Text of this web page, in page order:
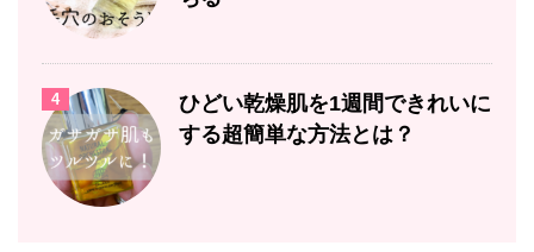
4
ひどい乾燥肌を1週間できれいに
する超簡単な方法とは？